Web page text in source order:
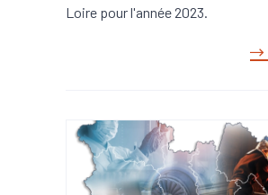
Loire pour l'année 2023.